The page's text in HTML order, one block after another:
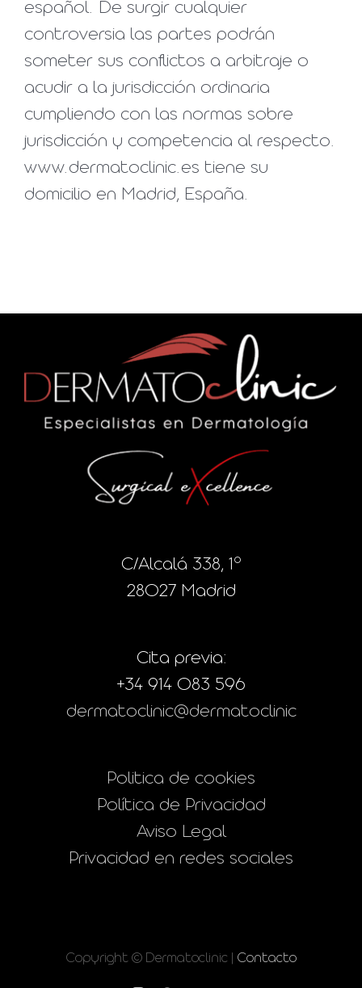
español. De surgir cualquier
controversia las partes podrán
someter sus conflictos a arbitraje o
acudir a la jurisdicción ordinaria
cumpliendo con las normas sobre
jurisdicción y competencia al respecto.
www.dermatoclinic.es tiene su
domicilio en Madrid, España.
C/Alcalá 338, 1º
28027 Madrid
Cita previa:
+34 914 083 596
dermatoclinic@dermatoclinic
Politica de cookies
Política de Privacidad
Aviso Legal
Privacidad en redes sociales
Copyright © Dermatoclinic | Contacto